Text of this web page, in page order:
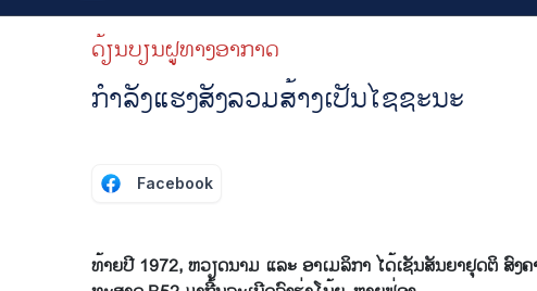
menu phụ tiếng Lào
ດ້ຽນບຽນ​ຝູທາງ​ອາກາດ
ກຳລັງແຮງສັງລວມສ້າງເປັນໄຊຊະນະ
Facebook
ທ້າຍ​ປີ 1972, ຫວຽດນາມ ​ແລະ ອາ​ເມ​ລິ​ກາ ​ໄດ້​ເຊັນສັນ​ຍາ​ຢຸດ​ຕິ ສົ